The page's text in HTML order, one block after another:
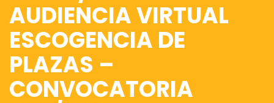
AUDIENCIA VIRTUAL
ESCOGENCIA DE
PLAZAS –
CONVOCATORIA